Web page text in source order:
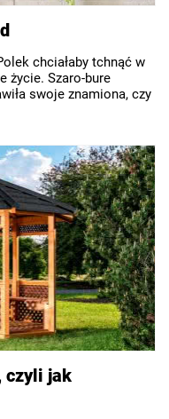
chciałaby tchnąć w
życie. Szaro-bure
swoje znamiona, czy
czyli jak